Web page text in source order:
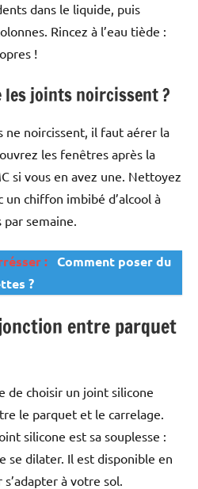
dans le liquide, puis
Rincez à l’eau tiède :
!
les joints noircissent ?
ne noircissent, il faut aérer la
les fenêtres après la
si vous en avez une. Nettoyez
un chiffon imbibé d’alcool à
semaine.
: Comment poser du
?
entre parquet
de choisir un joint silicone
le parquet et le carrelage.
silicone est sa souplesse :
se dilater. Il est disponible en
à votre sol.